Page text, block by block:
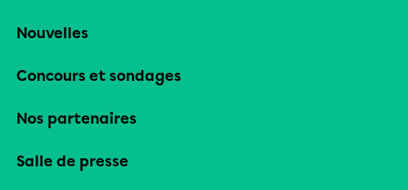
Nouvelles
Concours et sondages
Nos partenaires
Salle de presse